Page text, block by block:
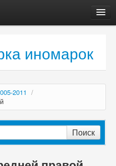
2011 /
Поиск